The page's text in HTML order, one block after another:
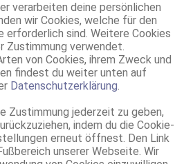
verarbeiten deine persönlichen
wir Cookies, welche für den
erforderlich sind. Weitere Cookies
Zustimmung verwendet.
von Cookies, ihrem Zweck und
findest du weiter unten auf
Datenschutzerklärung.
Zustimmung jederzeit zu geben,
indem du die Cookie-
erneut öffnest. Den Link
unserer Webseite. Wir
Sexappeal
21 Jahre, 75C, KF 36, 1.60m, total rasiert, osteuropäisch
weibl., 35 Jahre, C, mittel, 1,50m - 1,60m, 51-55kg, europäisch